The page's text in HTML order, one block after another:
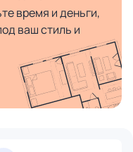
время и деньги,
ваш стиль и